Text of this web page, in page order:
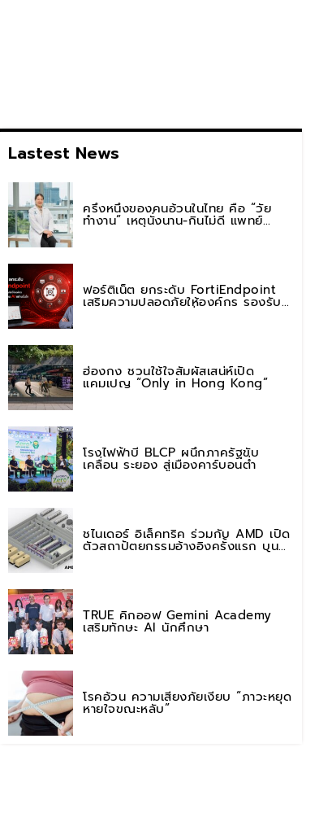
Lastest News
ครึ่งหนึ่งของคนอ้วนในไทย คือ “วัย
ทำงาน” เหตุนั่งนาน-กินไม่ดี แพทย์
รพ.วิมุต พหลโยธิน เตือน “อย่าดูแค่เลข
ฟอร์ติเน็ต ยกระดับ FortiEndpoint
เสริมความปลอดภัยให้องค์กร รองรับ
ฮ่องกง ชวนใช้ใจสัมผัสเสน่ห์เปิด
แคมเปญ “Only in Hong Kong”
โรงไฟฟ้าบี BLCP ผนึกภาครัฐขับ
เคลื่อน ระยอง สู่เมืองคาร์บอนต่ำ
ชไนเดอร์ อิเล็คทริค ร่วมกับ AMD เปิด
ตัวสถาปัตยกรรมอ้างอิงครั้งแรก บน
แพลตฟอร์ม “Helios” เร่งการติดตั้งใช้
TRUE คิกออฟ Gemini Academy
เสริมทักษะ AI นักศึกษา
โรคอ้วน ความเสี่ยงภัยเงียบ “ภาวะหยุด
หายใจขณะหลับ”